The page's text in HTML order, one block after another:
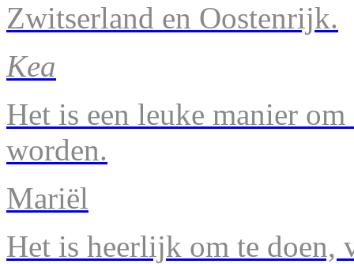
Zwitserland en Oostenrijk.
Kea
Het is een leuke manier
worden.
Mariël
Het is heerlijk om te doen,